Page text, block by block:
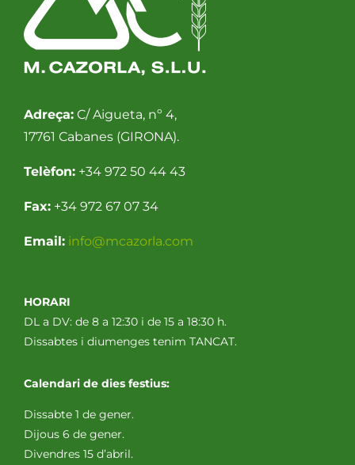
Adreça:C/ Aigueta, nº 4,
17761 Cabanes (GIRONA).
Telèfon:+34 972 50 44 43
Fax:+34 972 67 07 34
Email: info@mcazorla.com
HORARI
DL a DV: de 8 a 12:30 i de 15 a 18:30 h.
Dissabtes i diumenges tenim TANCAT.
Calendari de dies festius:
Dissabte 1 de gener.
Dijous 6 de gener.
Divendres 15 d’abril.